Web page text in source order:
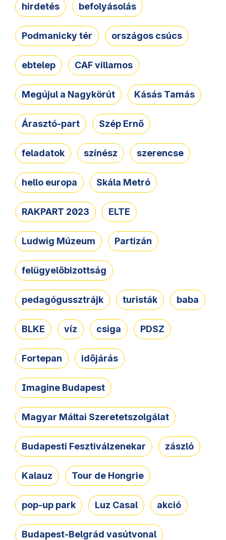
hirdetés befolyásolás
Podmanicky tér országos csúcs
ebtelep CAF villamos
Megújul a Nagykörút Kásás Tamás
Árasztó-part Szép Ernő
feladatok színész szerencse
hello europa Skála Metró
RAKPART 2023 ELTE
Ludwig Múzeum Partizán
felügyelőbizottság
pedagógussztrájk turisták baba
BLKE víz csiga PDSZ
Fortepan időjárás
Imagine Budapest
Magyar Máltai Szeretetszolgálat
Budapesti Fesztiválzenekar zászló
Kalauz Tour de Hongrie
pop-up park Luz Casal akció
Budapest-Belgrád vasútvonal